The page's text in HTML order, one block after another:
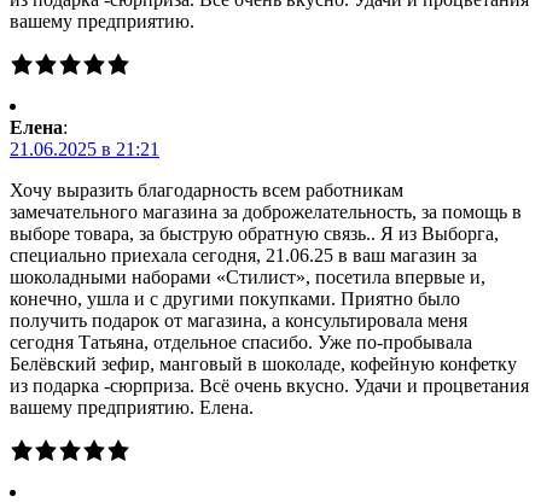
вашему предприятию.
Елена:
21.06.2025 в 21:21
Хочу выразить благодарность всем работникам
замечательного магазина за доброжелательность, за помощь в
выборе товара, за быструю обратную связь.. Я из Выборга,
специально приехала сегодня, 21.06.25 в ваш магазин за
шоколадными наборами «Стилист», посетила впервые и,
конечно, ушла и с другими покупками. Приятно было
получить подарок от магазина, а консультировала меня
сегодня Татьяна, отдельное спасибо. Уже по-пробывала
Белёвский зефир, манговый в шоколаде, кофейную конфетку
из подарка -сюрприза. Всё очень вкусно. Удачи и процветания
вашему предприятию. Елена.